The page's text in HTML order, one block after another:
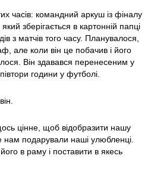
часів: командний аркуш із фіналу
зберігається в картонній папці
з матчів того часу. Планувалося,
але коли він це побачив і його
Він здавався перенесеним у
години у футболі.
цінне, щоб відобразити нашу
нам подарували наші улюбленці.
в раму і поставити в якесь